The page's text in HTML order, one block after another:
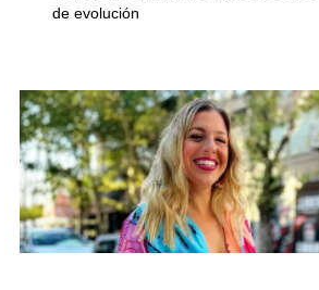
de evolución